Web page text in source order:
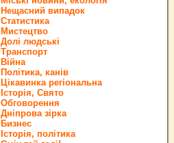
Нещасний випадок
Статистика
Мистецтво
Долі людські
Транспорт
Війна
Політика, канів
Цікавинка регіональна
Історія, Свято
Обговорення
Дніпрова зірка
Бизнес
Історія, політика